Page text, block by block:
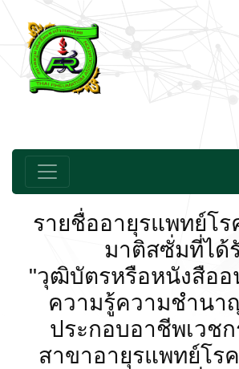
รายชื่ออายุรแพทย์โ
มาติสซั่มที่ได้
"วุฒิบัตรหรือหนังสืออ
ความรู้ความชำนา
ประกอบอาชีพเวช
สาขาอายุรแพทย์โร